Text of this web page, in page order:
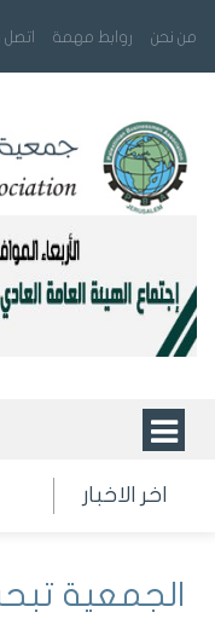
من نحن روابط مهمة اتصل
اخر الاخبار
الجمعية